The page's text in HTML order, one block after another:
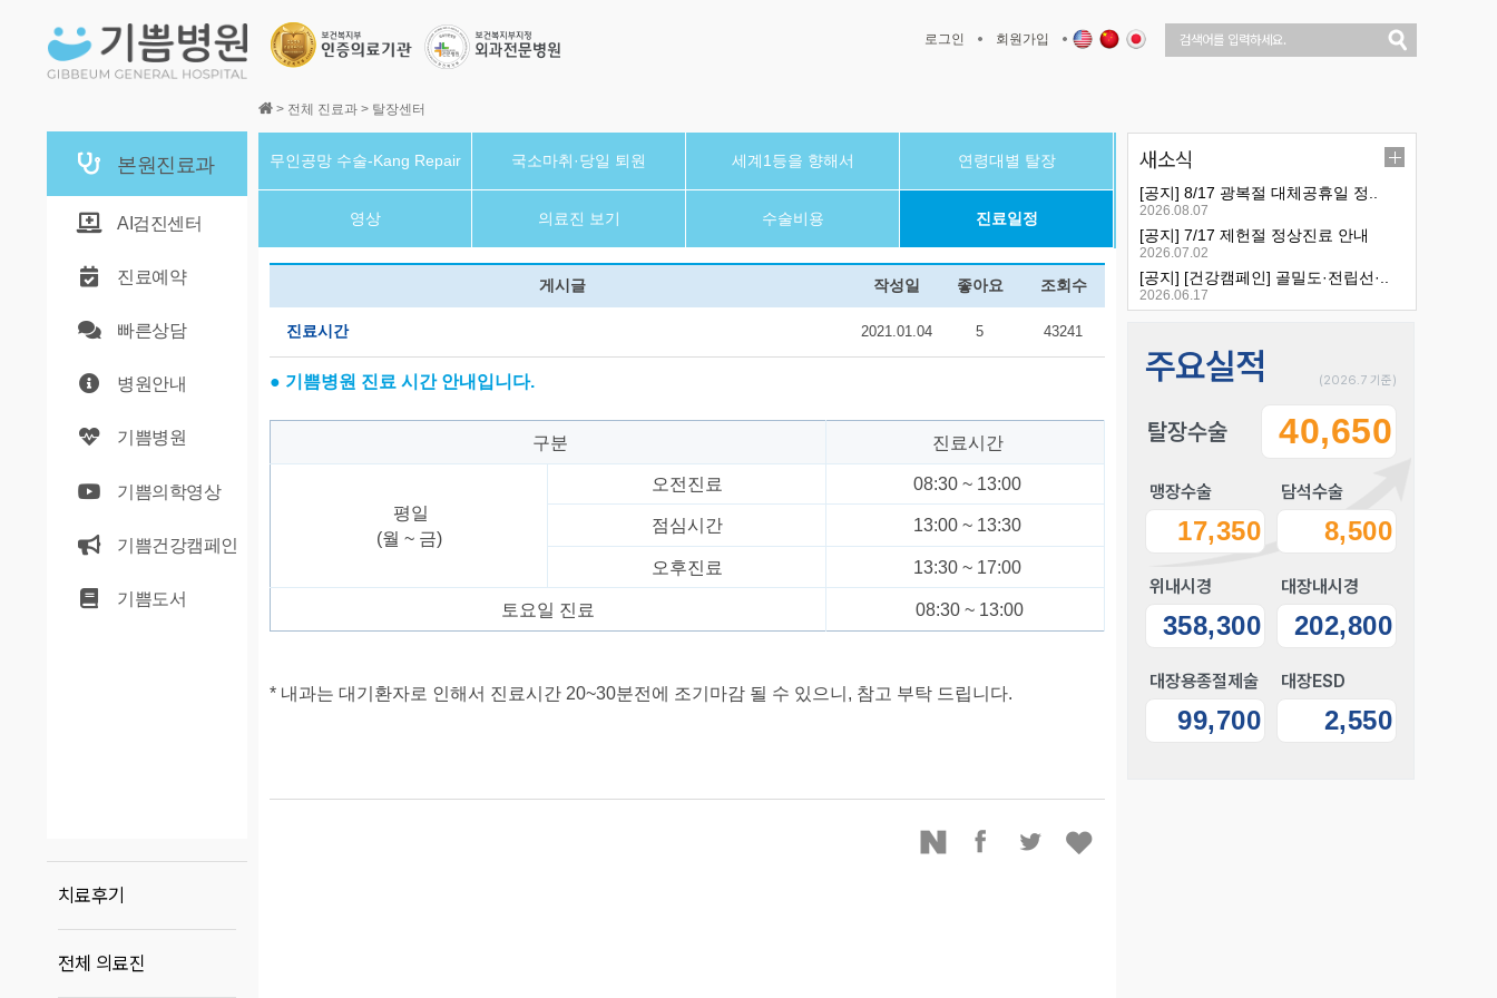
로그인 회원가입
본원진료과
AI검진센터
진료예약
빠른상담
병원안내
기쁨병원
기쁨의학영상
기쁨건강캠페인
기쁨도서
치료후기
전체 의료진
> 전체 진료과 > 탈장센터
무인공망 수술-Kang Repair 국소마취·당일 퇴원 세계1등을 향해서 연령대별 탈장
영상 의료진 보기 수술비용 진료일정
게시글 작성일 좋아요 조회수
진료시간 2021.01.04 5 43241
● 기쁨병원 진료 시간 안내입니다.
구분 진료시간
평일
(월 ~ 금)
오전진료 08:30 ~ 13:00
점심시간 13:00 ~ 13:30
오후진료 13:30 ~ 17:00
토요일 진료 08:30 ~ 13:00
* 내과는 대기환자로 인해서 진료시간 20~30분전에 조기마감 될 수 있으니 , 참고 부탁 드립니다.
새소식
[공지] 8/17 광복절 대체공휴일 정..
2026.08.07
[공지] 7/17 제헌절 정상진료 안내
2026.07.02
[공지] [건강캠페인] 골밀도·전립선·..
2026.06.17
주요실적 (2026.7 기준)
탈장수술 40,650
맹장수술
17,350
담석수술
8,500
위내시경
358,300
대장내시경
202,800
대장용종절제술
99,700
대장ESD
2,550